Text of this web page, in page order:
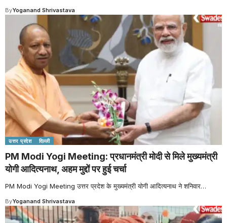
ByYoganand Shrivastava
उत्तर प्रदेश दिल्ली
PM Modi Yogi Meeting: प्रधानमंत्री मोदी से मिले मुख्यमंत्री
योगी आदित्यनाथ, अहम मुद्दों पर हुई चर्चा
PM Modi Yogi Meeting उत्तर प्रदेश के मुख्यमंत्री योगी आदित्यनाथ ने शनिवार…
ByYoganand Shrivastava